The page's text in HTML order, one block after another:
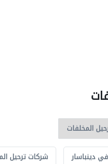
شركات ترحيل دينباسار